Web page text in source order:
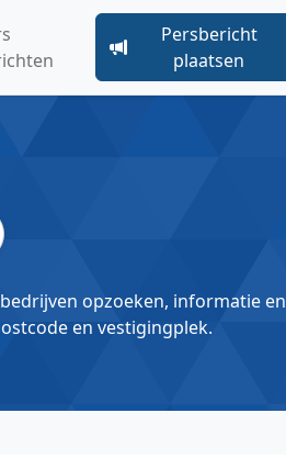
Persbericht
plaatsen
opzoeken, informatie en
en vestigingplek.